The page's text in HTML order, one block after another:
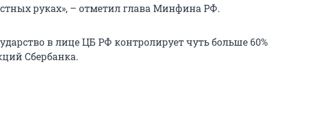
руках», – отметил глава Минфина РФ.
в лице ЦБ РФ контролирует чуть больше 60%
Сбербанка.